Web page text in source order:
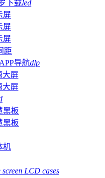
下载led
屏
屏
屏
距
导航dlp
大屏
大屏
黑板
黑板
机
LCD cases